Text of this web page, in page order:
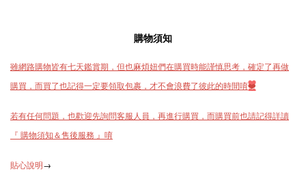
購物須知
雖網路購物皆有七天鑑賞期，但也麻煩妞們在購買時能謹慎思考，確定了再做
購買，而買了也記得一定要領取包裹，才不會浪費了彼此的時間唷❤️
若有任何問題，也歡迎先詢問客服人員，再進行購買，而購買前也請記得詳讀
『 購物須知＆售後服務 』唷
貼心說明→